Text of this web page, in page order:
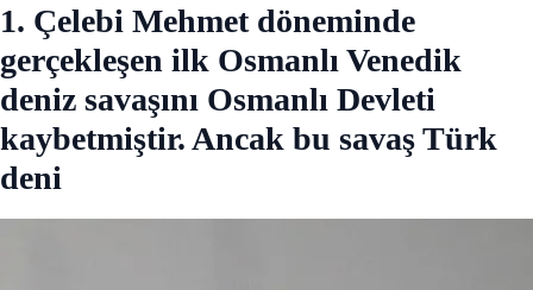
1. Çelebi Mehmet döneminde
gerçekleşen ilk Osmanlı Venedik
deniz savaşını Osmanlı Devleti
kaybetmiştir. Ancak bu savaş Türk
deni